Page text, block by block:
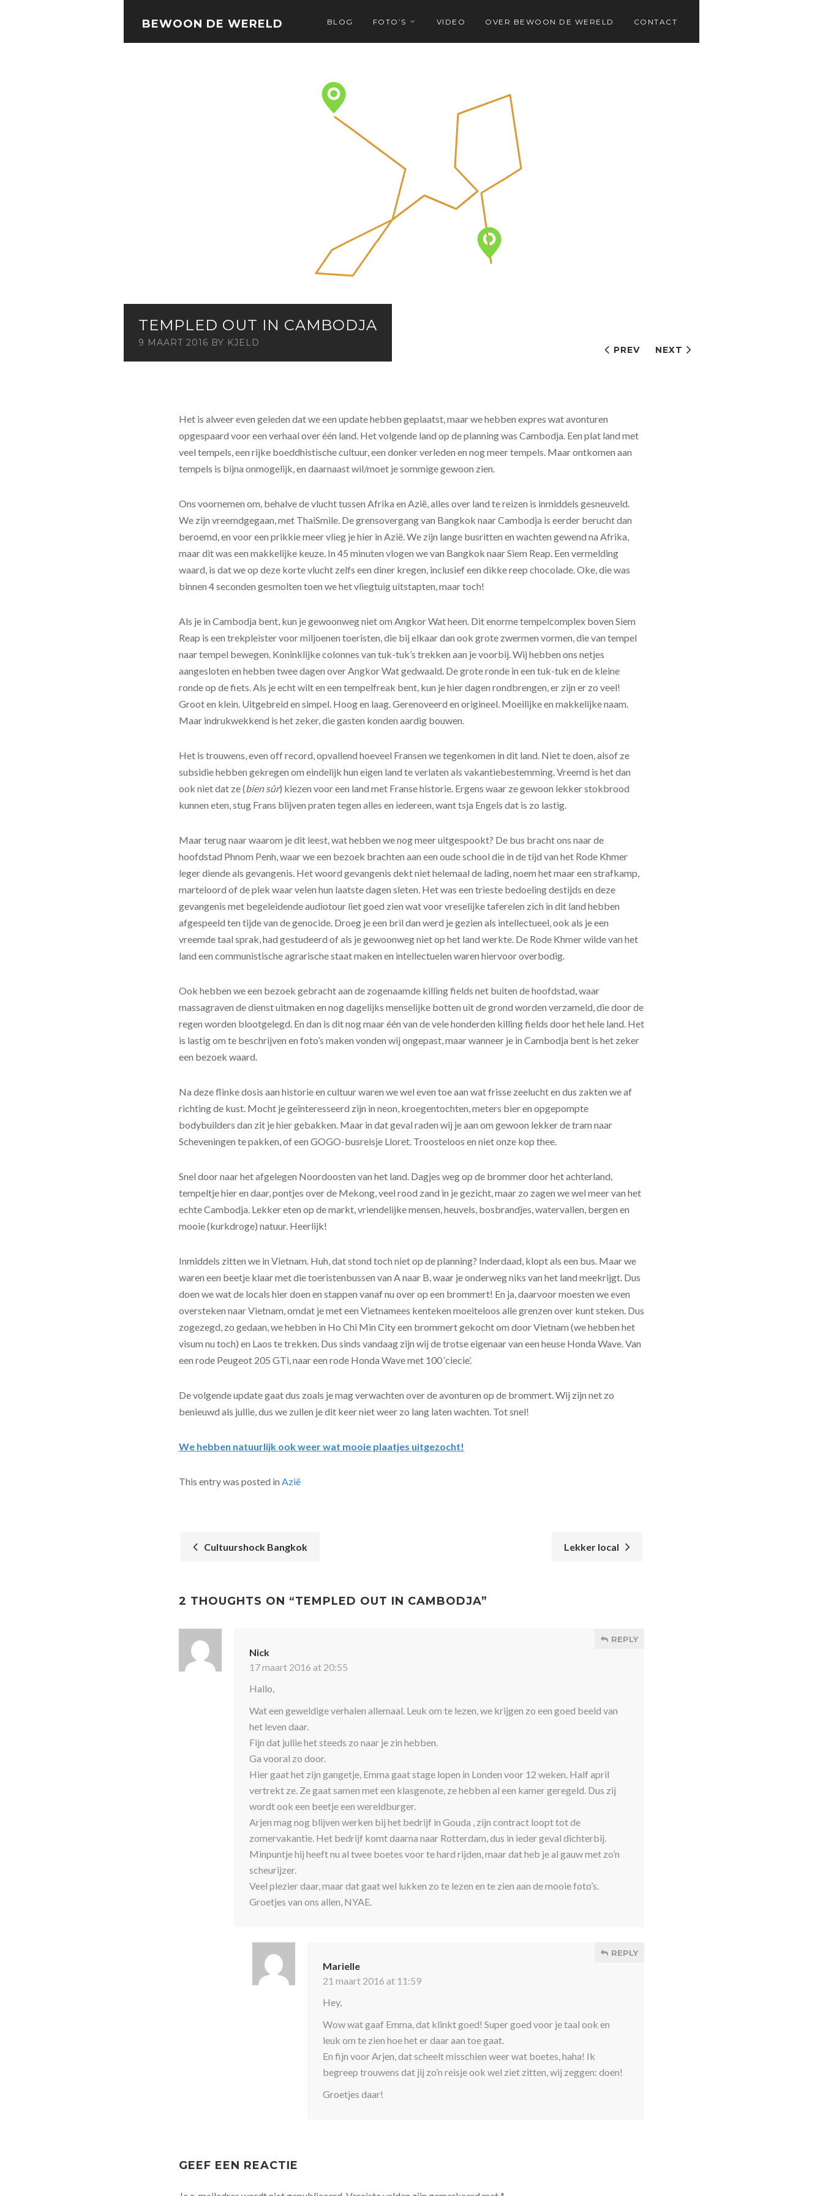
BEWOON DE WERELD BLOG FOTO’S VIDEO OVER BEWOON DE WERELD CONTACT
PREV NEXT
TEMPLED OUT IN CAMBODJA
9 MAART 2016 BY KJELD
Het is alweer even geleden dat we een update hebben geplaatst, maar we hebben expres wat avonturen
opgespaard voor een verhaal over één land. Het volgende land op de planning was Cambodja. Een plat land met
veel tempels, een rijke boeddhistische cultuur, een donker verleden en nog meer tempels. Maar ontkomen aan
tempels is bijna onmogelijk, en daarnaast wil/moet je sommige gewoon zien.
Ons voornemen om, behalve de vlucht tussen Afrika en Azië, alles over land te reizen is inmiddels gesneuveld.
We zijn vreemdgegaan, met ThaiSmile. De grensovergang van Bangkok naar Cambodja is eerder berucht dan
beroemd, en voor een prikkie meer vlieg je hier in Azië. We zijn lange busritten en wachten gewend na Afrika,
maar dit was een makkelijke keuze. In 45 minuten vlogen we van Bangkok naar Siem Reap. Een vermelding
waard, is dat we op deze korte vlucht zelfs een diner kregen, inclusief een dikke reep chocolade. Oke, die was
binnen 4 seconden gesmolten toen we het vliegtuig uitstapten, maar toch!
Als je in Cambodja bent, kun je gewoonweg niet om Angkor Wat heen. Dit enorme tempelcomplex boven Siem
Reap is een trekpleister voor miljoenen toeristen, die bij elkaar dan ook grote zwermen vormen, die van tempel
naar tempel bewegen. Koninklijke colonnes van tuk-tuk’s trekken aan je voorbij. Wij hebben ons netjes
aangesloten en hebben twee dagen over Angkor Wat gedwaald. De grote ronde in een tuk-tuk en de kleine
ronde op de fiets. Als je echt wilt en een tempelfreak bent, kun je hier dagen rondbrengen, er zijn er zo veel!
Groot en klein. Uitgebreid en simpel. Hoog en laag. Gerenoveerd en origineel. Moeilijke en makkelijke naam.
Maar indrukwekkend is het zeker, die gasten konden aardig bouwen.
Het is trouwens, even off record, opvallend hoeveel Fransen we tegenkomen in dit land. Niet te doen, alsof ze
subsidie hebben gekregen om eindelijk hun eigen land te verlaten als vakantiebestemming. Vreemd is het dan
ook niet dat ze (bien sûr) kiezen voor een land met Franse historie. Ergens waar ze gewoon lekker stokbrood
kunnen eten, stug Frans blijven praten tegen alles en iedereen, want tsja Engels dat is zo lastig.
Maar terug naar waarom je dit leest, wat hebben we nog meer uitgespookt? De bus bracht ons naar de
hoofdstad Phnom Penh, waar we een bezoek brachten aan een oude school die in de tijd van het Rode Khmer
leger diende als gevangenis. Het woord gevangenis dekt niet helemaal de lading, noem het maar een strafkamp,
marteloord of de plek waar velen hun laatste dagen sleten. Het was een trieste bedoeling destijds en deze
gevangenis met begeleidende audiotour liet goed zien wat voor vreselijke taferelen zich in dit land hebben
afgespeeld ten tijde van de genocide. Droeg je een bril dan werd je gezien als intellectueel, ook als je een
vreemde taal sprak, had gestudeerd of als je gewoonweg niet op het land werkte. De Rode Khmer wilde van het
land een communistische agrarische staat maken en intellectuelen waren hiervoor overbodig.
Ook hebben we een bezoek gebracht aan de zogenaamde killing fields net buiten de hoofdstad, waar
massagraven de dienst uitmaken en nog dagelijks menselijke botten uit de grond worden verzameld, die door de
regen worden blootgelegd. En dan is dit nog maar één van de vele honderden killing fields door het hele land. Het
is lastig om te beschrijven en foto’s maken vonden wij ongepast, maar wanneer je in Cambodja bent is het zeker
een bezoek waard.
Na deze flinke dosis aan historie en cultuur waren we wel even toe aan wat frisse zeelucht en dus zakten we af
richting de kust. Mocht je geïnteresseerd zijn in neon, kroegentochten, meters bier en opgepompte
bodybuilders dan zit je hier gebakken. Maar in dat geval raden wij je aan om gewoon lekker de tram naar
Scheveningen te pakken, of een GOGO-busreisje Lloret. Troosteloos en niet onze kop thee.
Snel door naar het afgelegen Noordoosten van het land. Dagjes weg op de brommer door het achterland,
tempeltje hier en daar, pontjes over de Mekong, veel rood zand in je gezicht, maar zo zagen we wel meer van het
echte Cambodja. Lekker eten op de markt, vriendelijke mensen, heuvels, bosbrandjes, watervallen, bergen en
mooie (kurkdroge) natuur. Heerlijk!
Inmiddels zitten we in Vietnam. Huh, dat stond toch niet op de planning? Inderdaad, klopt als een bus. Maar we
waren een beetje klaar met die toeristenbussen van A naar B, waar je onderweg niks van het land meekrijgt. Dus
doen we wat de locals hier doen en stappen vanaf nu over op een brommert! En ja, daarvoor moesten we even
oversteken naar Vietnam, omdat je met een Vietnamees kenteken moeiteloos alle grenzen over kunt steken. Dus
zogezegd, zo gedaan, we hebben in Ho Chi Min City een brommert gekocht om door Vietnam (we hebben het
visum nu toch) en Laos te trekken. Dus sinds vandaag zijn wij de trotse eigenaar van een heuse Honda Wave. Van
een rode Peugeot 205 GTi, naar een rode Honda Wave met 100 ‘ciecie’.
De volgende update gaat dus zoals je mag verwachten over de avonturen op de brommert. Wij zijn net zo
benieuwd als jullie, dus we zullen je dit keer niet weer zo lang laten wachten. Tot snel!
We hebben natuurlijk ook weer wat mooie plaatjes uitgezocht!
This entry was posted in Azië
NAVIGATION
Cultuurshock Bangkok Lekker local
2 THOUGHTS ON “TEMPLED OUT IN CAMBODJA”
Nick
17 maart 2016 at 20:55
REPLY
Hallo,
Wat een geweldige verhalen allemaal. Leuk om te lezen, we krijgen zo een goed beeld van
het leven daar.
Fijn dat jullie het steeds zo naar je zin hebben.
Ga vooral zo door.
Hier gaat het zijn gangetje, Emma gaat stage lopen in Londen voor 12 weken. Half april
vertrekt ze. Ze gaat samen met een klasgenote, ze hebben al een kamer geregeld. Dus zij
wordt ook een beetje een wereldburger.
Arjen mag nog blijven werken bij het bedrijf in Gouda , zijn contract loopt tot de
zomervakantie. Het bedrijf komt daarna naar Rotterdam, dus in ieder geval dichterbij.
Minpuntje hij heeft nu al twee boetes voor te hard rijden, maar dat heb je al gauw met zo’n
scheurijzer.
Veel plezier daar, maar dat gaat wel lukken zo te lezen en te zien aan de mooie foto’s.
Groetjes van ons allen, NYAE.
Marielle
21 maart 2016 at 11:59
REPLY
Hey,
Wow wat gaaf Emma, dat klinkt goed! Super goed voor je taal ook en
leuk om te zien hoe het er daar aan toe gaat.
En fijn voor Arjen, dat scheelt misschien weer wat boetes, haha! Ik
begreep trouwens dat jij zo’n reisje ook wel ziet zitten, wij zeggen: doen!
Groetjes daar!
GEEF EEN REACTIE